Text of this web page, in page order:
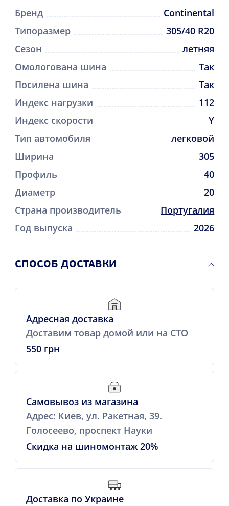
Бренд
Continental
Типоразмер
305/40 R20
Сезон
летняя
Омологована шина
Так
Посилена шина
Так
Индекс нагрузки
112
Индекс скорости
Y
Тип автомобиля
легковой
Ширина
305
Профиль
40
Диаметр
20
Страна производитель
Португалия
Год выпуска
2026
CПОСОБ ДОСТАВКИ
Адресная доставка
Доставим товар домой или на СТО
550 грн
Самовывоз из магазина
Адрес: Киев, ул. Ракетная, 39.
Голосеево, проспект Науки
Скидка на шиномонтаж 20%
Доставка по Украине